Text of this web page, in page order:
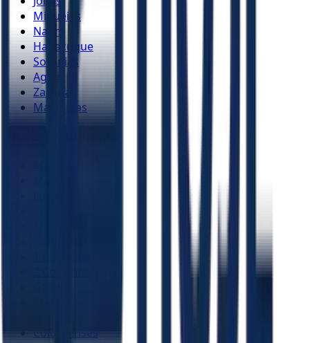
Miquéias
Naum
Habacuque
Sofonias
Ageu
Zacarias
Malaquias